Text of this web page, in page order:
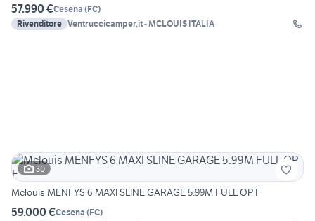
57.990 €Cesena (FC)
Rivenditore Ventruccicamper,it - MCLOUIS ITALIA
30
Mclouis MENFYS 6 MAXI SLINE GARAGE 5.99M FULL OP F
59.000 €Cesena (FC)